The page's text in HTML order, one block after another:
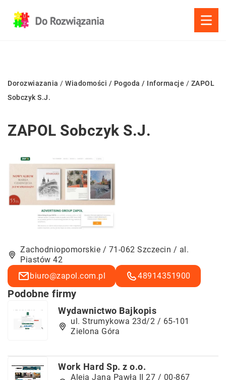
Dorozwiazania / Wiadomości / Pogoda / Informacje / ZAPOL
Sobczyk S.J.
ZAPOL Sobczyk S.J.
Zachodniopomorskie / 71-062 Szczecin / al.
Piastów 42
biuro@zapol.com.pl
48914351900
Podobne firmy
Wydawnictwo Bajkopis
ul. Strumykowa 23d/2 / 65-101
Zielona Góra
Work Hard Sp. z o.o.
Aleja Jana Pawła II 27 / 00-867